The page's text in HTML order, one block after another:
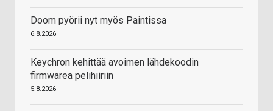
Doom pyörii nyt myös Paintissa
6.8.2026
Keychron kehittää avoimen lähdekoodin
firmwarea pelihiiriin
5.8.2026